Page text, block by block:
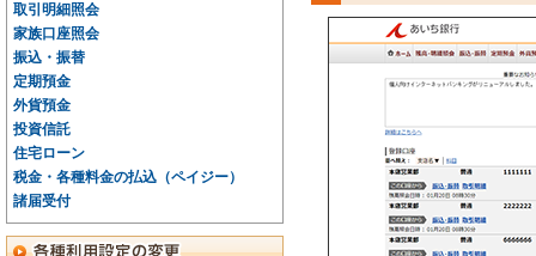
取引明細照会
家族口座照会
振込・振替
定期預金
外貨預金
投資信託
住宅ローン
税金・各種料金の払込（ペイジー）
諸届受付